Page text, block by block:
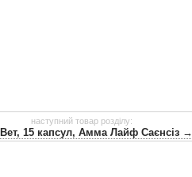
наступний товар розділу:
15 капсул, Амма Лайф Саєнсіз →